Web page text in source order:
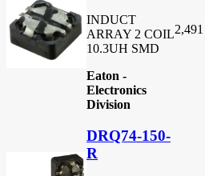
INDUCT
ARRAY 2 COIL
10.3UH SMD
Eaton -
Electronics
Division
2,491
DRQ74-150-
R